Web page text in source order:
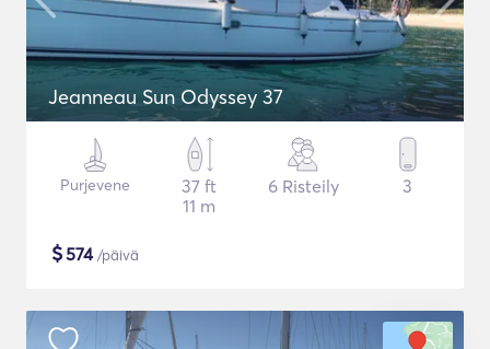
Jeanneau Sun Odyssey 37
Purjevene
37 ft
11 m
6 Risteily 3
$574/päivä